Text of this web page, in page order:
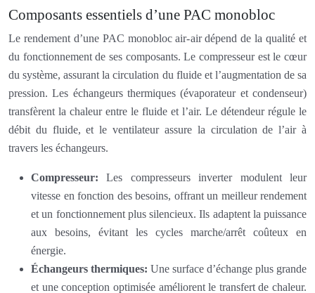
Composants essentiels d’une PAC monobloc
Le rendement d’une PAC monobloc air-air dépend de la qualité et
du fonctionnement de ses composants. Le compresseur est le cœur
du système, assurant la circulation du fluide et l’augmentation de sa
pression. Les échangeurs thermiques (évaporateur et condenseur)
transfèrent la chaleur entre le fluide et l’air. Le détendeur régule le
débit du fluide, et le ventilateur assure la circulation de l’air à
travers les échangeurs.
Compresseur:Les compresseurs inverter modulent leur
vitesse en fonction des besoins, offrant un meilleur rendement
et un fonctionnement plus silencieux. Ils adaptent la puissance
aux besoins, évitant les cycles marche/arrêt coûteux en
énergie.
Échangeurs thermiques: Une surface d’échange plus grande
et une conception optimisée améliorent le transfert de chaleur.